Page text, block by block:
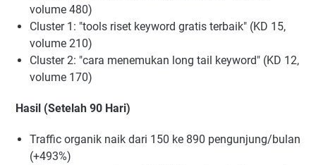
volume 480)
Cluster 1: "tools riset keyword gratis terbaik" (KD 15,
volume 210)
Cluster 2: "cara menemukan long tail keyword" (KD 12,
volume 170)
Hasil (Setelah 90 Hari)
Traffic organik naik dari 150 ke 890 pengunjung/bulan
(+493%)